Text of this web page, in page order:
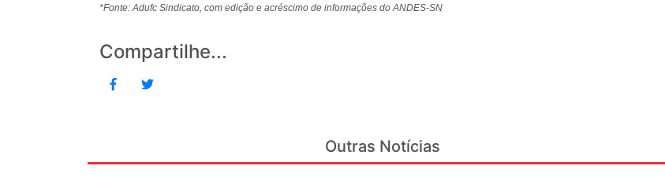
*Fonte: Adufc Sindicato, com edição e acréscimo de informações do ANDES-SN
Compartilhe...
Outras Notícias